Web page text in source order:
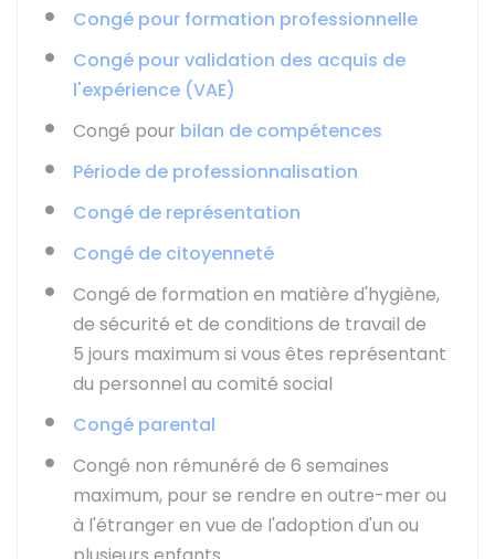
Congé pour formation professionnelle
Congé pour validation des acquis de
l'expérience (VAE)
Congé pour bilan de compétences
Période de professionnalisation
Congé de représentation
Congé de citoyenneté
Congé de formation en matière d'hygiène,
de sécurité et de conditions de travail de
5 jours maximum si vous êtes représentant
du personnel au comité social
Congé parental
Congé non rémunéré de 6 semaines
maximum, pour se rendre en outre-mer ou
à l'étranger en vue de l'adoption d'un ou